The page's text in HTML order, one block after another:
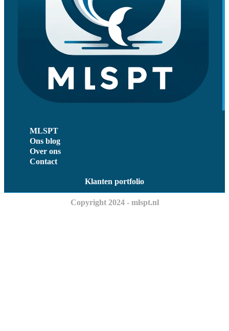
MLSPT
Ons blog
Over ons
Contact
Klanten portfolio
Copyright 2024 - mlspt.nl